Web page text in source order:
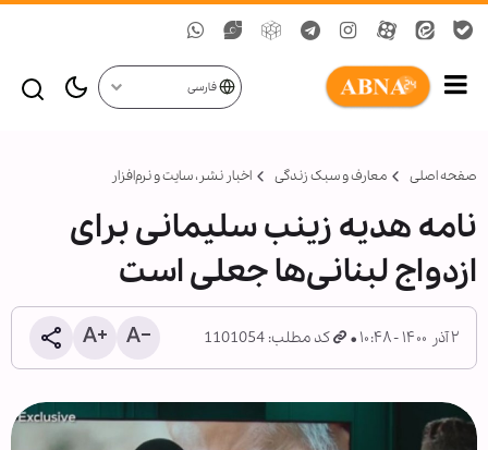
فارسی
صفحه اصلی معارف و سبک زندگی اخبار نشر، سايت و نرم‌افزار
نامه هدیه زینب سلیمانی برای
ازدواج لبنانی‌ها جعلی است
۲ آذر ۱۴۰۰ - ۱۰:۴۸ کد مطلب: 1101054